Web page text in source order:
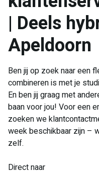
| Deels
Apeldoorn
Ben jij op zoek naar een
combineren is met je
En ben jij graag met
baan voor jou! Voor een
zoeken we
week beschikbaar zijn –
zelf.
Direct naar